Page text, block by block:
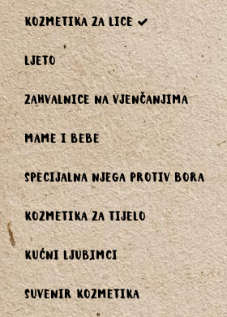
KOZMETIKA ZA LICE
LJETO
ZAHVALNICE NA VJENČANJIMA
MAME I BEBE
SPECIJALNA NJEGA PROTIV BORA
KOZMETIKA ZA TIJELO
KUĆNI LJUBIMCI
SUVENIR KOZMETIKA